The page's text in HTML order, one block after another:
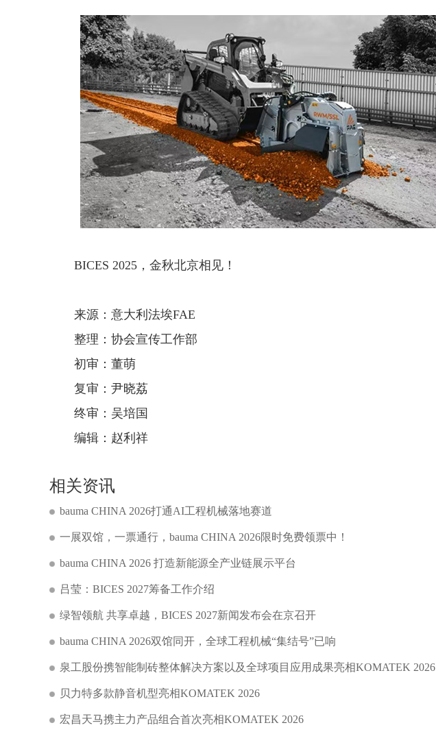
BICES 2025，金秋北京相见！
来源：意大利法埃FAE
整理：协会宣传工作部
初审：董萌
复审：尹晓荔
终审：吴培国
编辑：赵利祥
相关资讯
bauma CHINA 2026打通AI工程机械落地赛道
一展双馆，一票通行，bauma CHINA 2026限时免费领票中！
bauma CHINA 2026 打造新能源全产业链展示平台
吕莹：BICES 2027筹备工作介绍
绿智领航 共享卓越，BICES 2027新闻发布会在京召开
bauma CHINA 2026双馆同开，全球工程机械“集结号”已响
泉工股份携智能制砖整体解决方案以及全球项目应用成果亮相KOMATEK 2026
贝力特多款静音机型亮相KOMATEK 2026
宏昌天马携主力产品组合首次亮相KOMATEK 2026